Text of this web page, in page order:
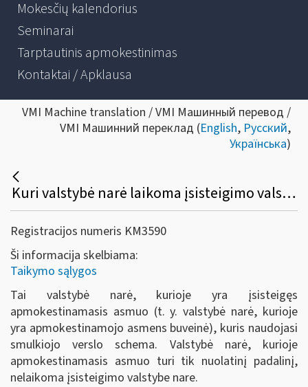
Mokesčių kalendorius
Seminarai
Tarptautinis apmokestinimas
Kontaktai / Apklausa
VMI Machine translation / VMI Машинный перевод /
VMI Машинний переклад (English, Русский,
Українська)
Kuri valstybė narė laikoma įsisteigimo valstybe?
Registracijos numeris KM3590
Ši informacija skelbiama:
Taikymo sąlygos
Tai valstybė narė, kurioje yra įsisteigęs
apmokestinamasis asmuo (t. y. valstybė narė, kurioje
yra apmokestinamojo asmens buveinė), kuris naudojasi
smulkiojo verslo schema. Valstybė narė, kurioje
apmokestinamasis asmuo turi tik nuolatinį padalinį,
nelaikoma įsisteigimo valstybe nare.